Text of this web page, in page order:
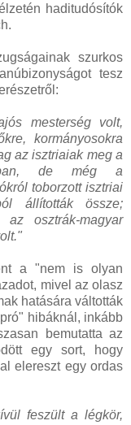
haditudósítók
szurkos
tesz
mesterség volt,
kormányosokra
az isztriaiak meg a
de még a
toborzott isztriai
állították össze;
osztrák-magyar
a "nem is olyan
mivel az olasz
hatására váltották
hibáknál, inkább
bemutatta az
egy sort, hogy
elereszt egy ordas
feszült a légkör,